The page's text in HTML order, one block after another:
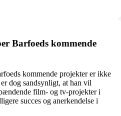
Barfoeds kommende
kommende projekter er ikke
dog sandsynligt, at han vil
film- og tv-projekter i
succes og anerkendelse i